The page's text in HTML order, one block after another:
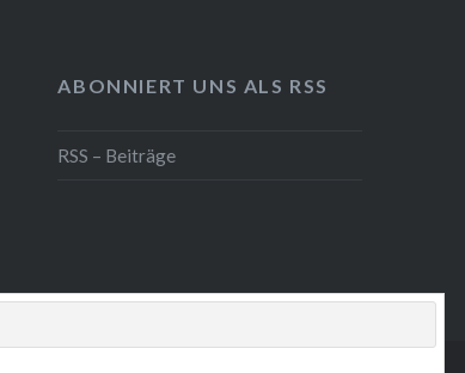
ABONNIERT UNS ALS RSS
RSS – Beiträge